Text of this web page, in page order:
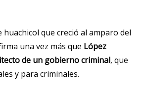
huachicol que creció al amparo del
una vez más que López
de un gobierno criminal, que
y para criminales.